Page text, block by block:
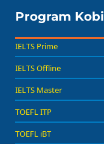
Program Kobi
IELTS Prime
IELTS Offline
IELTS Master
TOEFL ITP
TOEFL iBT